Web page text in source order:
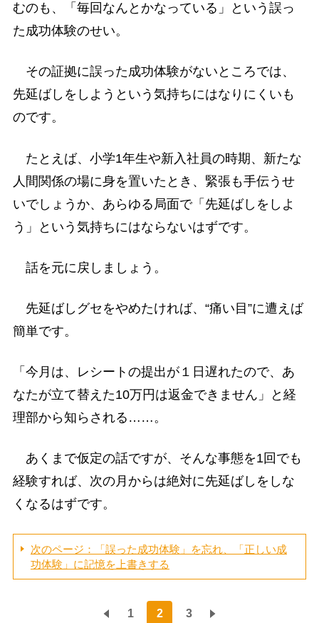
むのも、「毎回なんとかなっている」という誤っ
た成功体験のせい。
その証拠に誤った成功体験がないところでは、
先延ばしをしようという気持ちにはなりにくいも
のです。
たとえば、小学1年生や新入社員の時期、新たな
人間関係の場に身を置いたとき、緊張も手伝うせ
いでしょうか、あらゆる局面で「先延ばしをしよ
う」という気持ちにはならないはずです。
話を元に戻しましょう。
先延ばしグセをやめたければ、“痛い目”に遭えば
簡単です。
「今月は、レシートの提出が１日遅れたので、あ
なたが立て替えた10万円は返金できません」と経
理部から知らされる……。
あくまで仮定の話ですが、そんな事態を1回でも
経験すれば、次の月からは絶対に先延ばしをしな
くなるはずです。
次のページ：「誤った成功体験」を忘れ、「正しい成
功体験」に記憶を上書きする
1 2 3